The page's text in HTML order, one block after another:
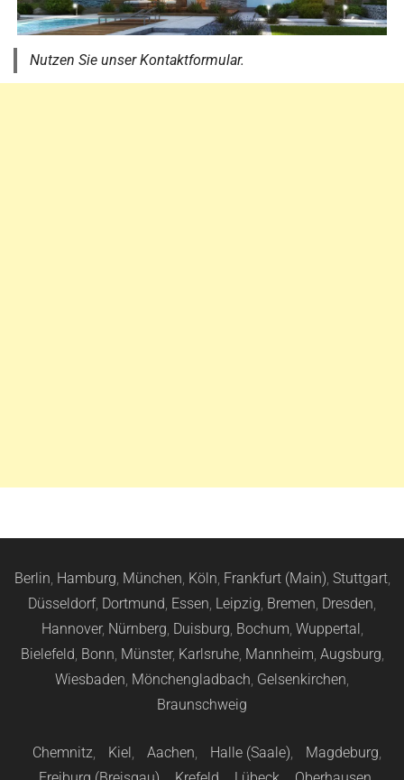
Nutzen Sie unser Kontaktformular.
Berlin, Hamburg, München, Köln, Frankfurt (Main), Stuttgart,
Düsseldorf, Dortmund, Essen, Leipzig, Bremen, Dresden,
Hannover, Nürnberg, Duisburg, Bochum, Wuppertal,
Bielefeld, Bonn, Münster, Karlsruhe, Mannheim, Augsburg,
Wiesbaden, Mönchengladbach, Gelsenkirchen,
Braunschweig
Chemnitz, Kiel, Aachen, Halle (Saale), Magdeburg,